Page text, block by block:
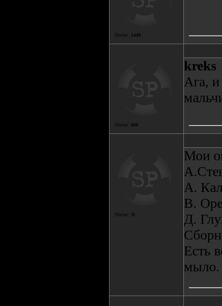
Посты: 1449
Посты: 660
kreks
Ага,
Посты: 11
Мои
А.
В.
Д.
Есть
мыло.